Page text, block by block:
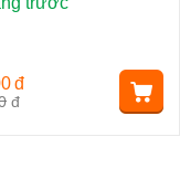
đ
đ